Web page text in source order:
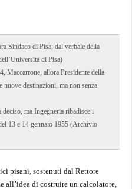
Sindaco di Pisa; dal verbale della
di Pisa)
Maccarrone, allora Presidente della
nuove destinazioni, ma non senza
ma Ingegneria ribadisce i
13 e 14 gennaio 1955 (Archivio
pisani, sostenuti dal Rettore
all’idea di costruire un calcolatore,